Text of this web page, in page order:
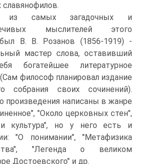
славянофилов.
из самых загадочных и
мыслителей этого
В. В. Розанов (1856-1919) -
мастер слова, оставивший
богатейшее литературное
философ планировал издание
собрания своих сочинений).
произведения написаны в жанре
"Около церковных стен",
и культура", но у него есть и
"О понимании", "Метафизика
"Легенда о великом
Достоевского" и др.